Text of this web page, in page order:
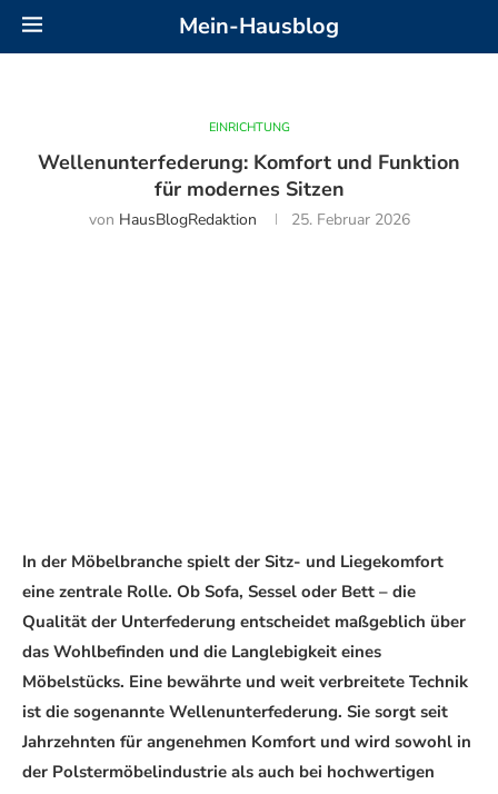
Mein-Hausblog
EINRICHTUNG
Wellenunterfederung: Komfort und Funktion
für modernes Sitzen
von HausBlogRedaktion 25. Februar 2026
In der Möbelbranche spielt der Sitz- und Liegekomfort
eine zentrale Rolle. Ob Sofa, Sessel oder Bett – die
Qualität der Unterfederung entscheidet maßgeblich über
das Wohlbefinden und die Langlebigkeit eines
Möbelstücks. Eine bewährte und weit verbreitete Technik
ist die sogenannte Wellenunterfederung. Sie sorgt seit
Jahrzehnten für angenehmen Komfort und wird sowohl in
der Polstermöbelindustrie als auch bei hochwertigen